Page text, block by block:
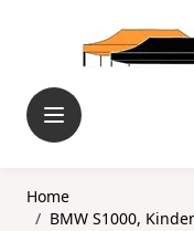
Home
/ BMW S1000,